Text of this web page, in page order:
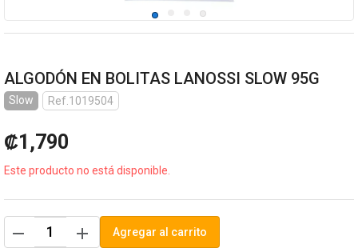
ALGODÓN EN BOLITAS LANOSSI SLOW 95G
Slow Ref.1019504
₡1,790
Este producto no está disponible.
remove add Agregar al carrito